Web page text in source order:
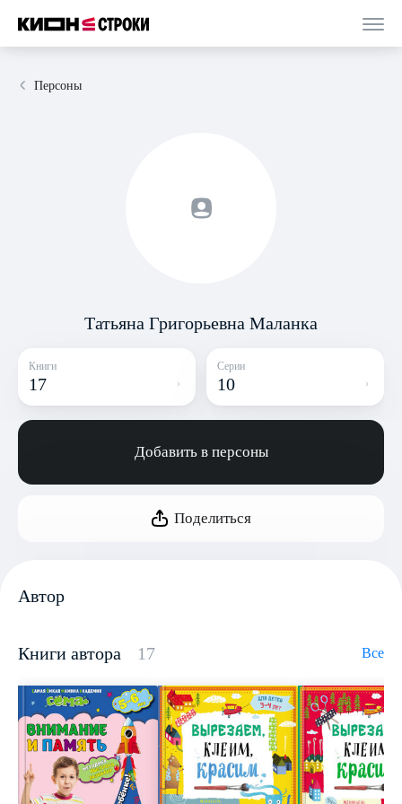
Персоны
Татьяна Григорьевна Маланка
Книги
17
Серии
10
Добавить в персоны
Поделиться
Автор
Книги автора 17 Все